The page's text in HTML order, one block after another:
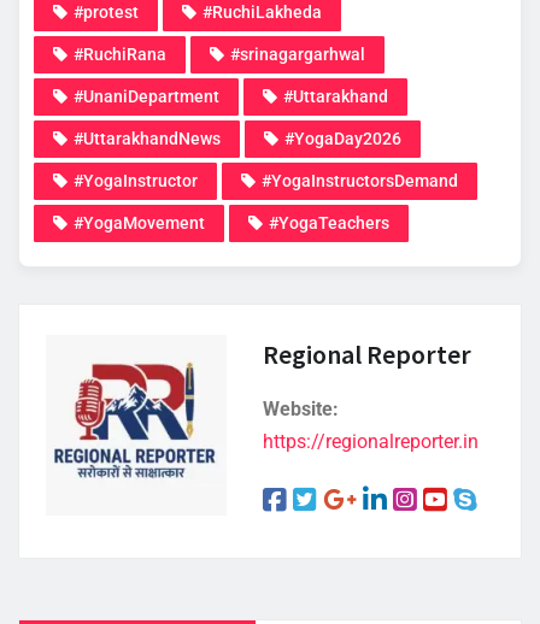
#protest #RuchiLakheda
#RuchiRana #srinagargarhwal
#UnaniDepartment #Uttarakhand
#UttarakhandNews #YogaDay2026
#YogaInstructor #YogaInstructorsDemand
#YogaMovement #YogaTeachers
Regional Reporter
Website:
https://regionalreporter.in